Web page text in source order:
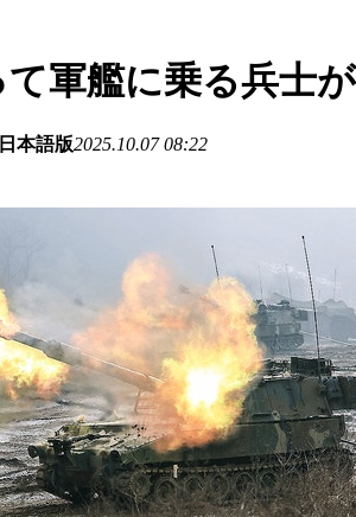
て軍艦に乗る兵士
本語版2025.10.07 08:22